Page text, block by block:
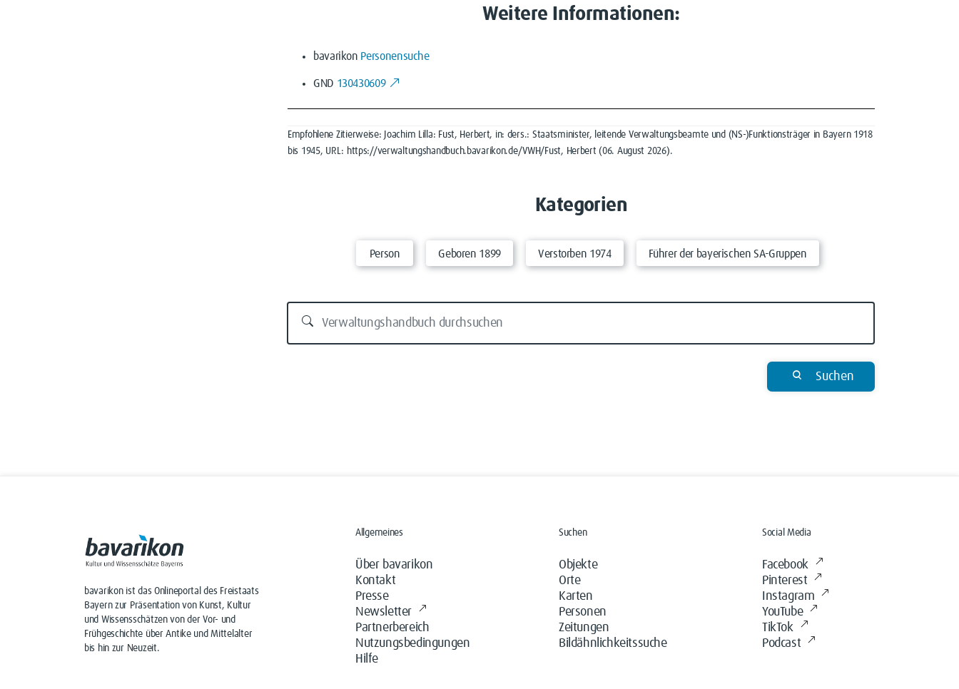
Weitere Informationen:
bavarikon Personensuche
GND 130430609
Empfohlene Zitierweise: Joachim Lilla: Fust, Herbert, in: ders.: Staatsminister, leitende Verwaltungsbeamte und (NS-)Funktionsträger in Bayern 1918
bis 1945, URL: https://verwaltungshandbuch.bavarikon.de/VWH/Fust, Herbert (06. August 2026).
Kategorien
Person Geboren 1899 Verstorben 1974 Führer der bayerischen SA-Gruppen
Suchen
bavarikon ist das Onlineportal des Freistaats
Bayern zur Präsentation von Kunst, Kultur
und Wissensschätzen von der Vor- und
Frühgeschichte über Antike und Mittelalter
bis hin zur Neuzeit.
Allgemeines
Über bavarikon
Kontakt
Presse
Newsletter
Partnerbereich
Nutzungsbedingungen
Hilfe
Suchen
Objekte
Orte
Karten
Personen
Zeitungen
Bildähnlichkeitssuche
Social Media
Facebook
Pinterest
Instagram
YouTube
TikTok
Podcast